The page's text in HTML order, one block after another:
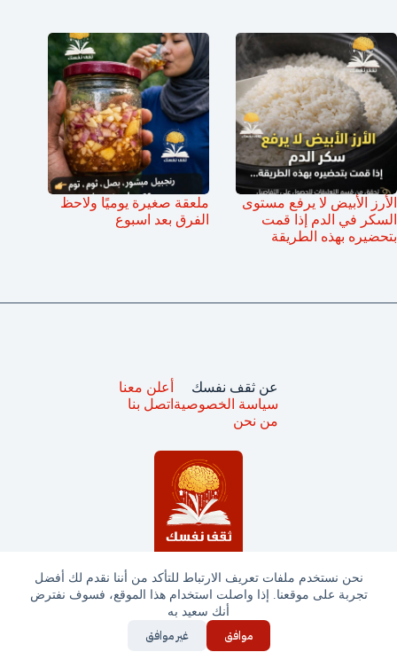
نحن نستخدم ملفات تعريف الارتباط للتأكد من أننا نقدم لك أفضل
تجربة على موقعنا. إذا واصلت استخدام هذا الموقع، فسوف نفترض
أنك سعيد به
موافق غير موافق
الأرز الأبيض لا يرفع مستوى
السكر في الدم إذا قمت
بتحضيره بهذه الطريقة
ملعقة صغيرة يوميًا ولاحظ
الفرق بعد اسبوع
جميع الحقوق محفوظة © ثقف نفسك 2025
عن ثقف نفسك
سياسة الخصوصية
من نحن
أعلن معنا
اتصل بنا